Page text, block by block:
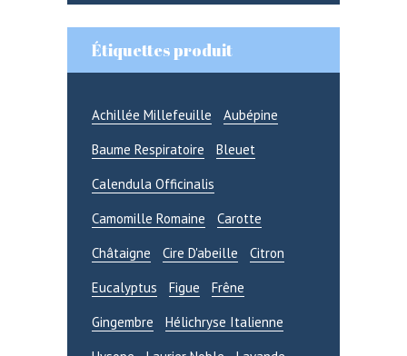
Étiquettes produit
Achillée Millefeuille
Aubépine
Baume Respiratoire
Bleuet
Calendula Officinalis
Camomille Romaine
Carotte
Châtaigne
Cire D'abeille
Citron
Eucalyptus
Figue
Frêne
Gingembre
Hélichryse Italienne
Connectez-vous ici.
Log into your account in just a few
Se souvenir de moi